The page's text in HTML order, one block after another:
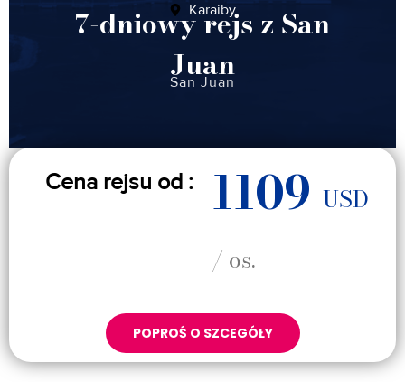
Karaiby
7-dniowy rejs z San
Juan
San Juan
Cena rejsu od : 1109 USD
/ os.
POPROŚ O SZCEGÓŁY